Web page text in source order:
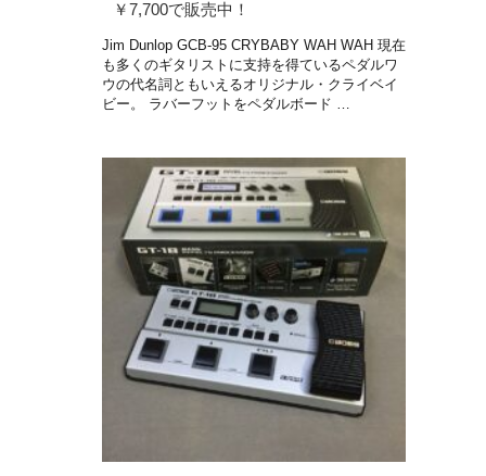
￥7,700で販売中！
Jim Dunlop GCB-95 CRYBABY WAH WAH 現在
も多くのギタリストに支持を得ているペダルワ
ウの代名詞ともいえるオリジナル・クライベイ
ビー。 ラバーフットをペダルボード …